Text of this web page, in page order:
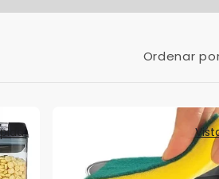
Ordenar